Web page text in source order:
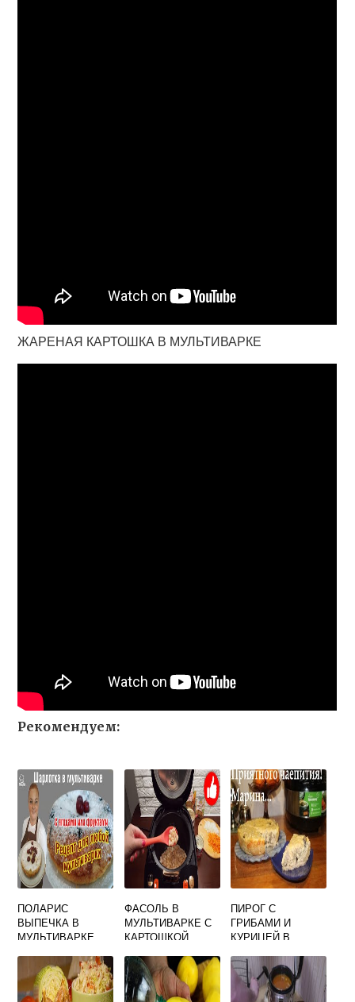
ЖАРЕНАЯ КАРТОШКА В МУЛЬТИВАРКЕ
Рекомендуем:
ПОЛАРИС
ВЫПЕЧКА В
МУЛЬТИВАРКЕ
ФАСОЛЬ В
МУЛЬТИВАРКЕ С
КАРТОШКОЙ
ПИРОГ С
ГРИБАМИ И
КУРИЦЕЙ В